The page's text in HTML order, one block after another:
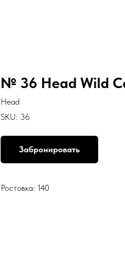
№ 36 Head Wild
Head
SKU: 36
Забронировать
Ростовка: 140